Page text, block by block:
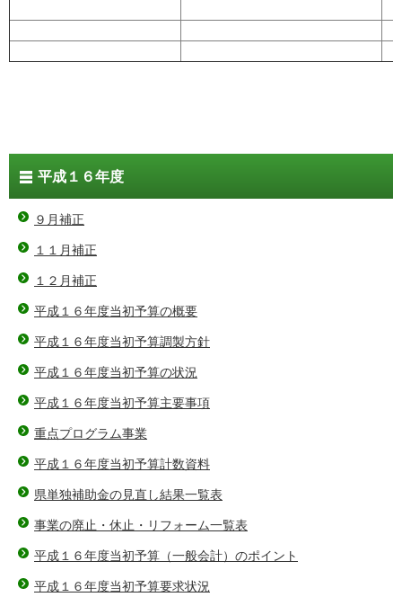
平成１６年度
９月補正
１１月補正
１２月補正
平成１６年度当初予算の概要
平成１６年度当初予算調製方針
平成１６年度当初予算の状況
平成１６年度当初予算主要事項
重点プログラム事業
平成１６年度当初予算計数資料
県単独補助金の見直し結果一覧表
事業の廃止・休止・リフォーム一覧表
平成１６年度当初予算（一般会計）のポイント
平成１６年度当初予算要求状況